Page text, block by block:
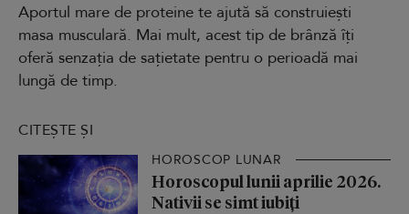
Aportul mare de proteine te ajută să construiești
masa musculară. Mai mult, acest tip de brânză îți
oferă senzația de sațietate pentru o perioadă mai
lungă de timp.
CITEȘTE ȘI
HOROSCOP LUNAR
Horoscopul lunii aprilie 2026.
Nativii se simt iubiți